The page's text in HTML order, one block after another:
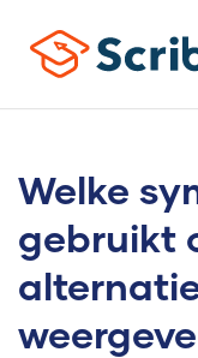
Welke
gebruikt